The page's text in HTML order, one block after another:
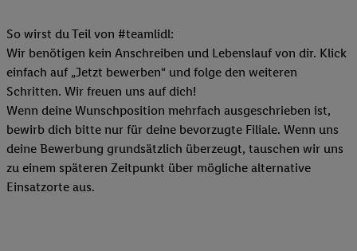
So wirst du Teil von #teamlidl:
Wir benötigen kein Anschreiben und Lebenslauf von dir. Klick
einfach auf „Jetzt bewerben“ und folge den weiteren
Schritten. Wir freuen uns auf dich!
Wenn deine Wunschposition mehrfach ausgeschrieben ist,
bewirb dich bitte nur für deine bevorzugte Filiale. Wenn uns
deine Bewerbung grundsätzlich überzeugt, tauschen wir uns
zu einem späteren Zeitpunkt über mögliche alternative
Einsatzorte aus.